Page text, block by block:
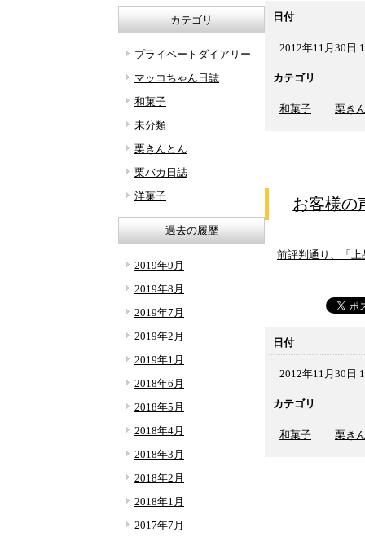
日付
2012年11月30日
カテゴリ
和菓子 栗き
お客様の
前評判通り、「
日付
2012年11月30日
カテゴリ
和菓子 栗き
カテゴリ
プライベートダイアリー
マッコちゃん日誌
和菓子
未分類
栗きんとん
栗バカ日誌
洋菓子
過去の履歴
2019年9月
2019年8月
2019年7月
2019年2月
2019年1月
2018年6月
2018年5月
2018年4月
2018年3月
2018年2月
2018年1月
2017年7月